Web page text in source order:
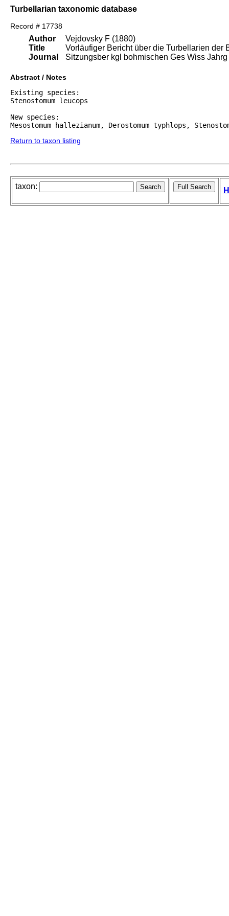
Turbellarian taxonomic database
Record # 17738
Author
Title
Journal
Vejdovsky F (1880)
Vorläufiger Bericht über die Turbellarien der
Sitzungsber kgl bohmischen Ges Wiss
Abstract / Notes
Existing species:
Stenostomum leucops
New species:
Mesostomum hallezianum, Derostomum typhlops,
Return to taxon listing
taxon: